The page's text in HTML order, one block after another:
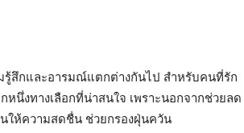
รู้สึกและอารมณ์แตกต่างกันไป สำหรับคนที่รัก
นึ่งทางเลือกที่น่าสนใจ เพราะนอกจากช่วยลด
ให้ความสดชื่น ช่วยกรองฝุ่นควัน